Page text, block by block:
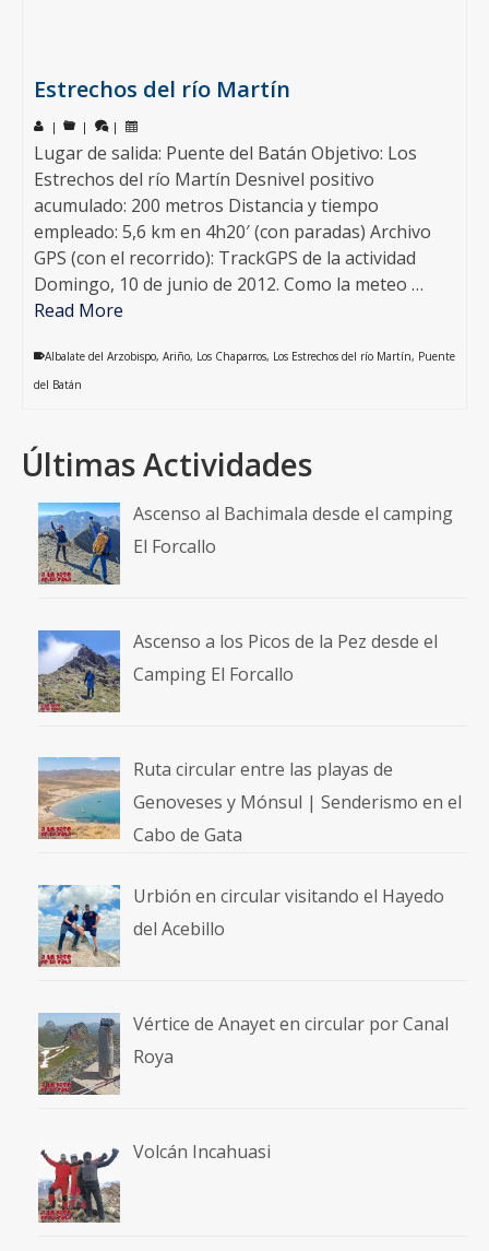
Estrechos del río Martín
| | |
Lugar de salida: Puente del Batán Objetivo: Los
Estrechos del río Martín Desnivel positivo
acumulado: 200 metros Distancia y tiempo
empleado: 5,6 km en 4h20′ (con paradas) Archivo
GPS (con el recorrido): TrackGPS de la actividad
Domingo, 10 de junio de 2012. Como la meteo …
Read More
Albalate del Arzobispo, Ariño, Los Chaparros, Los Estrechos del río Martín, Puente
del Batán
Últimas Actividades
Ascenso al Bachimala desde el camping
El Forcallo
Ascenso a los Picos de la Pez desde el
Camping El Forcallo
Ruta circular entre las playas de
Genoveses y Mónsul | Senderismo en el
Cabo de Gata
Urbión en circular visitando el Hayedo
del Acebillo
Vértice de Anayet en circular por Canal
Roya
Volcán Incahuasi